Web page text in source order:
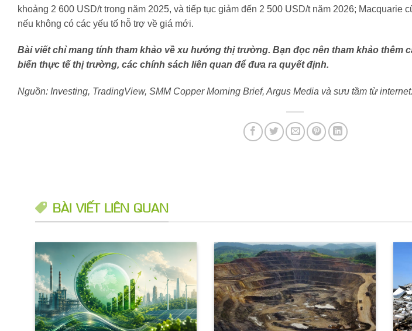
khoảng 2 600 USD/t trong năm 2025, và tiếp tục giảm đến 2 500 USD/t năm 2026;
nếu không có các yếu tố hỗ trợ về giá mới.
Bài viết chỉ mang tính tham khảo về xu hướng thị trường. Bạn đọc nên tham khảo thêm
biến thực tế thị trường, các chính sách liên quan để đưa ra quyết định.
Nguồn: Investing, TradingView, SMM Copper Morning Brief, Argus Media và sưu tầm từ internet.
BÀI VIẾT LIÊN QUAN